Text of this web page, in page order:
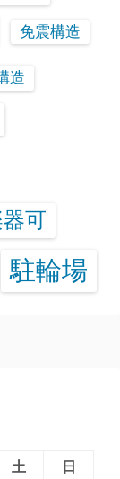
免震構造
造
可
駐輪場
土 日